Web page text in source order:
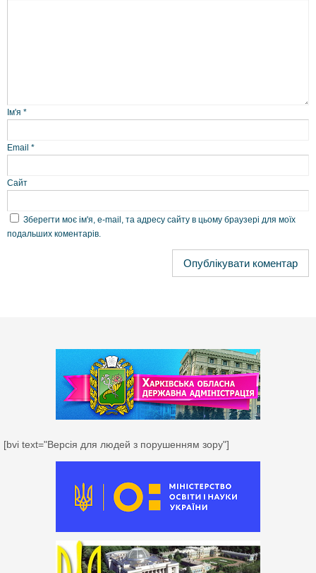
Ім'я *
Email *
Сайт
Зберегти моє ім'я, e-mail, та адресу сайту в цьому браузері для моїх
подальших коментарів.
[bvi text="Версія для людей з порушенням зору"]